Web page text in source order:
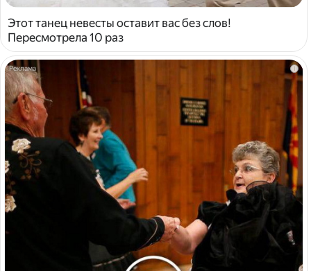
Этот танец невесты оставит вас без слов!
Пересмотрела 10 раз
i